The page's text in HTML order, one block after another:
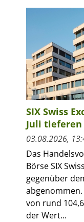
SIX Swiss
Juli
03.08.2026,
Das
Börse SIX
gegenüber
von rund
der Wert...